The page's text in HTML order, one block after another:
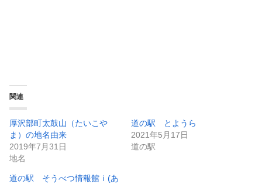
関連
厚沢部町太鼓山（たいこや
ま）の地名由来
2019年7月31日
地名
道の駅 とようら
2021年5月17日
道の駅
道の駅 そうべつ情報館ｉ(あ